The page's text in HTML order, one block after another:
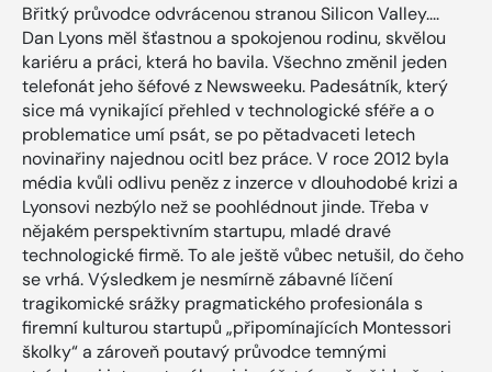
Břitký průvodce odvrácenou stranou Silicon Valley....
Dan Lyons měl šťastnou a spokojenou rodinu, skvělou
kariéru a práci, která ho bavila. Všechno změnil jeden
telefonát jeho šéfové z Newsweeku. Padesátník, který
sice má vynikající přehled v technologické sféře a o
problematice umí psát, se po pětadvaceti letech
novinařiny najednou ocitl bez práce. V roce 2012 byla
média kvůli odlivu peněz z inzerce v dlouhodobé krizi a
Lyonsovi nezbýlo než se poohlédnout jinde. Třeba v
nějakém perspektivním startupu, mladé dravé
technologické firmě. To ale ještě vůbec netušil, do čeho
se vrhá. Výsledkem je nesmírně zábavné líčení
tragikomické srážky pragmatického profesionála s
firemní kulturou startupů „připomínajících Montessori
školky“ a zároveň poutavý průvodce temnými